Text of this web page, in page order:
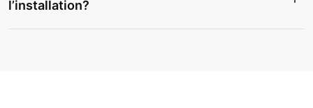
l’installation?